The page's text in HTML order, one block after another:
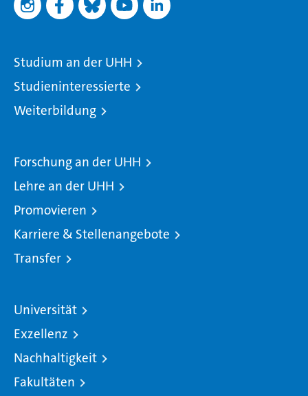
Studium an der UHH
Studieninteressierte
Weiterbildung
Forschung an der UHH
Lehre an der UHH
Promovieren
Karriere & Stellenangebote
Transfer
Universität
Exzellenz
Nachhaltigkeit
Fakultäten